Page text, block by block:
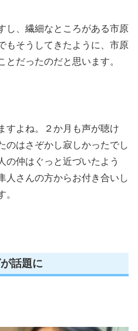
し、繊細なところがある市原
もそうしてきたように、市原
とだったのだと思います。
すよね。２か月も声が聴け
のはさぞかし寂しかったでし
の仲はぐっと近づいたよう
人さんの方からお付き合いし
。
話題に